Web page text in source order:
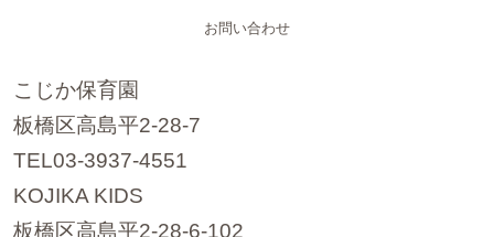
お問い合わせ
こじか保育園
板橋区高島平2-28-7
TEL03-3937-4551
KOJIKA KIDS
板橋区高島平2-28-6-102